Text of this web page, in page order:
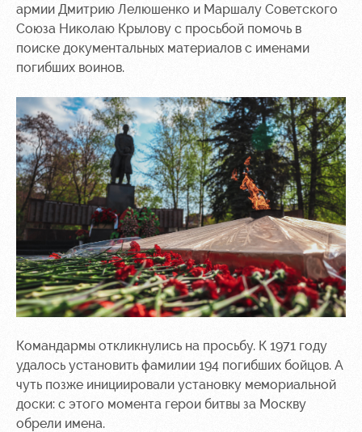
армии Дмитрию Лелюшенко и Маршалу Советского
Союза Николаю Крылову с просьбой помочь в
поиске документальных материалов с именами
погибших воинов.
Командармы откликнулись на просьбу. К 1971 году
удалось установить фамилии 194 погибших бойцов. А
чуть позже инициировали установку мемориальной
доски: с этого момента герои битвы за Москву
обрели имена.